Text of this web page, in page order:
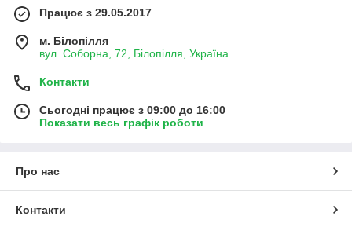
Працює з 29.05.2017
м. Білопілля
вул. Соборна, 72, Білопілля, Україна
Контакти
Сьогодні працює з 09:00 до 16:00
Показати весь графік роботи
Про нас
Контакти